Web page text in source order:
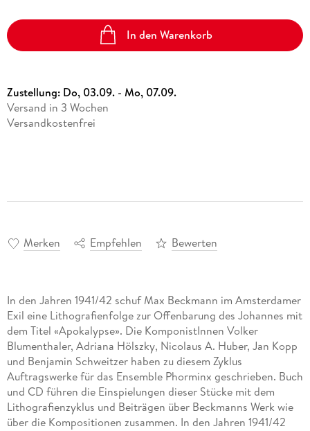
In den Warenkorb
Zustellung: Do, 03.09. - Mo, 07.09.
Versand in 3 Wochen
Versandkostenfrei
Merken Empfehlen Bewerten
In den Jahren 1941/42 schuf Max Beckmann im Amsterdamer
Exil eine Lithografienfolge zur Offenbarung des Johannes mit
dem Titel «Apokalypse». Die KomponistInnen Volker
Blumenthaler, Adriana Hölszky, Nicolaus A. Huber, Jan Kopp
und Benjamin Schweitzer haben zu diesem Zyklus
Auftragswerke für das Ensemble Phorminx geschrieben. Buch
und CD führen die Einspielungen dieser Stücke mit dem
Lithografienzyklus und Beiträgen über Beckmanns Werk wie
über die Kompositionen zusammen. In den Jahren 1941/42